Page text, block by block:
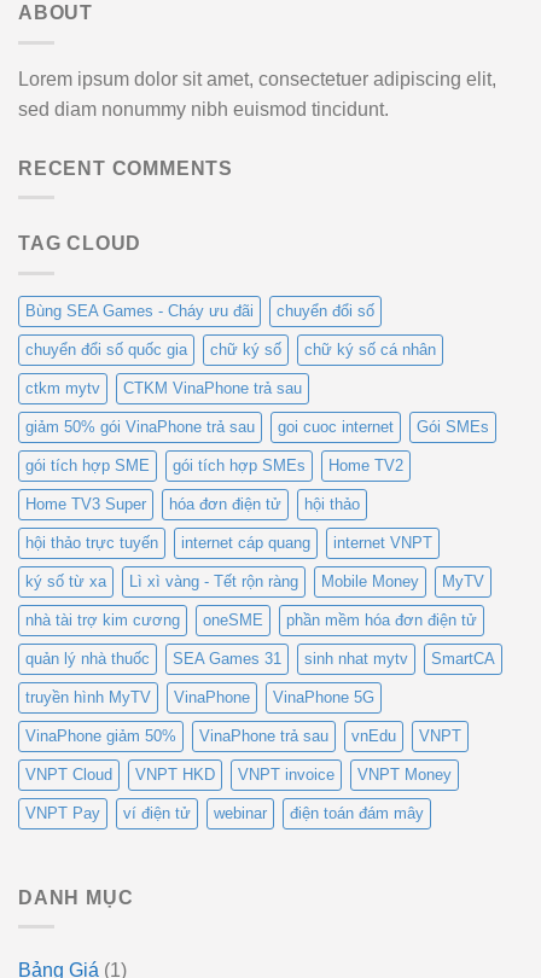
ABOUT
Lorem ipsum dolor sit amet, consectetuer adipiscing elit,
sed diam nonummy nibh euismod tincidunt.
RECENT COMMENTS
TAG CLOUD
Bùng SEA Games - Cháy ưu đãi chuyển đổi số
chuyển đổi số quốc gia chữ ký số chữ ký số cá nhân
ctkm mytv CTKM VinaPhone trả sau
giảm 50% gói VinaPhone trả sau goi cuoc internet Gói SMEs
gói tích hợp SME gói tích hợp SMEs Home TV2
Home TV3 Super hóa đơn điện tử hội thảo
hội thảo trực tuyến internet cáp quang internet VNPT
ký số từ xa Lì xì vàng - Tết rộn ràng Mobile Money MyTV
nhà tài trợ kim cương oneSME phần mềm hóa đơn điện tử
quản lý nhà thuốc SEA Games 31 sinh nhat mytv SmartCA
truyền hình MyTV VinaPhone VinaPhone 5G
VinaPhone giảm 50% VinaPhone trả sau vnEdu VNPT
VNPT Cloud VNPT HKD VNPT invoice VNPT Money
VNPT Pay ví điện tử webinar điện toán đám mây
DANH MỤC
Bảng Giá (1)